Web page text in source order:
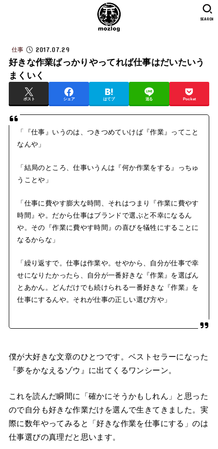
SEARCH
仕事 2017.07.29
好きな作業ばっかりやってれば仕事はだいたいう
まくいく
ポスト シェア はてブ 送る Pocket
「『仕事』いうのは、つきつめていけば『作業』ってこと
なんや」
「結局のところ、仕事いうんは『何か作業をする』っちゅ
うことや」
「仕事に費やす膨大な時間、それはつまり『作業に費やす
時間』や。だから仕事はブランドで選ぶと不幸になるん
や。その『作業に費やす時間』の喜びを犠牲にすることに
なるからな」
「繰り返すで。仕事は作業や。せやから、自分が仕事で幸
せになりたかったら、自分が一番好きな『作業』を選ばん
とあかん。どんだけでも続けられる一番好きな『作業』を
仕事にするんや。それが仕事の正しい選び方や」
僕が大好きな文章のひとつです。ベストセラーになった
『夢をかなえるゾウ』に出てくるワンシーン。
これを読んだ瞬間に「確かにそうかもしれん」と思った
ので自分も好きな作業だけを選んで生きてきました。実
際に数年やってみると「好きな作業を仕事にする」のは
仕事選びの真理だと思います。